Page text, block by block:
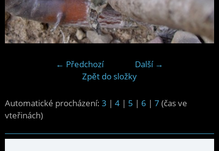
← Předchozí
Další →
Zpět do složky
Automatické procházení: 3 | 4 | 5 | 6 | 7 (čas ve
vteřinách)